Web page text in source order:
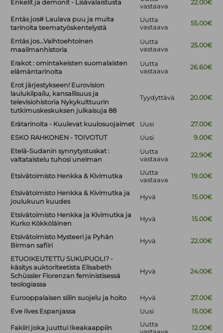
Enkelit ja demonit - Lisävalaistusta
vastaava
22.00€
Entäs jos# Laulava puu ja muita
tarinoita teematyöskentelystä
Uutta
vastaava
55.00€
Entäs jos…Vaihtoehtoinen
maailmanhistoria
Uutta
vastaava
25.00€
Erakot : omintakeisten suomalaisten
elämäntarinoita
Uutta
vastaava
26.60€
Erot järjestykseen! Eurovision
laulukilpailu, kansallisuus ja
televisiohistoria Nykykulttuurin
tutkimuskeskuksen julkaisuja 88
Tyydyttävä 20.00€
Erätarinoita - Kuulevat kuulosuojaimet Uusi
27.00€
ESKO RAHKONEN - TOIVOTUT
Uusi
9.00€
Etelä-Sudanin synnytystuskat :
valtataistelu tuhosi unelman
Uutta
vastaava
22.90€
Etsivätoimisto Henkka & Kivimutka
Uutta
vastaava
19.00€
Etsivätoimisto Henkka & Kivimutka ja
joulukuun kuudes
Hyvä 15.00€
Etsivätoimisto Henkka ja Kivimutka ja
Kurko Kökköläinen
Hyvä 15.00€
Etsivätoimisto Mysteeri ja Pyhän
Birman safiiri
Hyvä 22.00€
ETUOIKEUTETTU SUKUPUOLI? -
käsitys auktoriteetista Elisabeth
Schüssler Fiorenzan feministisessä
teologiassa
Hyvä 24.00€
Eurooppalaisen siilin suojelu ja hoito Hyvä
27.00€
Eve Ilves Espanjassa
Uusi 15.00€
Fakiiri joka juuttui Ikeakaappiin
Uutta
12.00€